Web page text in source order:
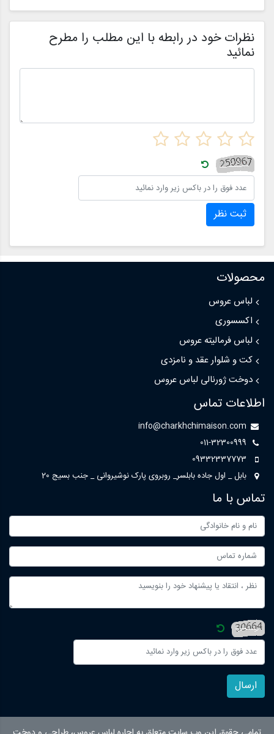
نظرات خود در رابطه با این مطلب را مطرح
نمائید
ثبت نظر
محصولات
لباس عروس
اکسسوری
لباس فرمالیته عروس
کت و شلوار عقد و نامزدی
دوخت ژورنالی لباس عروس
اطلاعات تماس
info@charkhchimaison.com
011-32300999
09332337773
بابل _ اول جاده بابلسر_ روبروی پارک نوشیروانی _ جنب بسیج 20
تماس با ما
ارسال